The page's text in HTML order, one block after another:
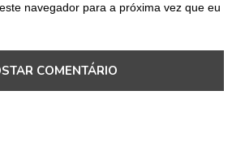
navegador para a próxima vez que eu